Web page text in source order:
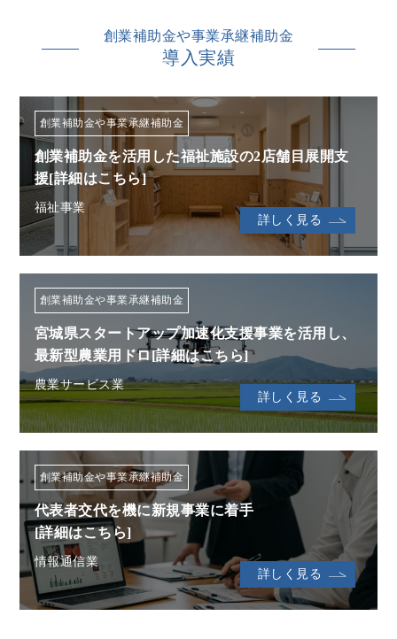
創業補助金や事業承継補助金
導入実績
創業補助金や事業承継補助金
創業補助金を活用した福祉施設の2店舗目展開支
援[詳細はこちら]
福祉事業
詳しく見る
創業補助金や事業承継補助金
宮城県スタートアップ加速化支援事業を活用し、
最新型農業用ドロ[詳細はこちら]
農業サービス業
詳しく見る
創業補助金や事業承継補助金
代表者交代を機に新規事業に着手
[詳細はこちら]
情報通信業
詳しく見る